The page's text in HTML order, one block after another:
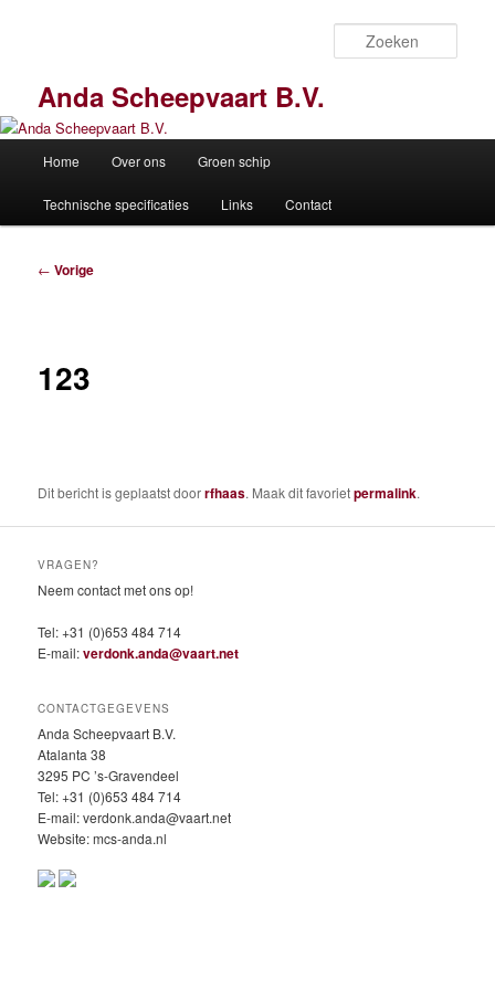
inhoudAnda Scheepvaart B.V.
Home Over ons Groen schip
Technische specificaties Links Contact
Bericht
← Vorige
123
Dit bericht is geplaatst doorrfhaas. Maak dit favorietpermalink.
VRAGEN?
Neem contact met ons op!
Tel: +31 (0)653 484 714
E-mail:verdonk.anda@vaart.net
CONTACTGEGEVENS
Anda Scheepvaart B.V.
Atalanta 38
3295 PC ’s-Gravendeel
Tel: +31 (0)653 484 714
E-mail: verdonk.anda@vaart.net
Website: mcs-anda.nl